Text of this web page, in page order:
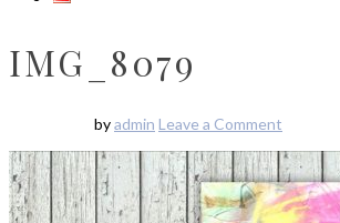
IMG_8079
byadmin Leave a Comment